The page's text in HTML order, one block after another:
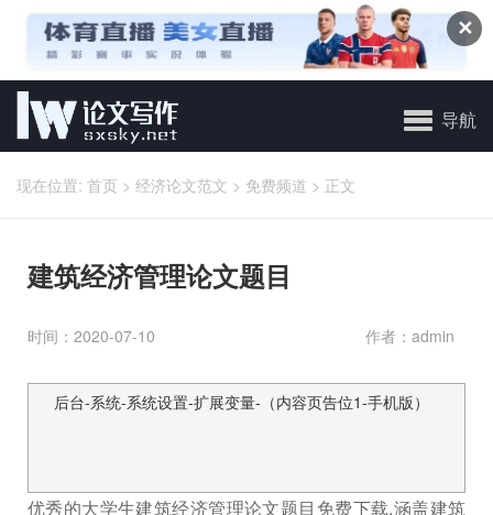
✕
导航
现在位置: 首页 > 经济论文范文 > 免费频道 > 正文
建筑经济管理论文题目
时间：2020-07-10 作者：admin
后台-系统-系统设置-扩展变量-（内容页告位1-手机版）
优秀的大学生建筑经济管理论文题目免费下载,涵盖建筑